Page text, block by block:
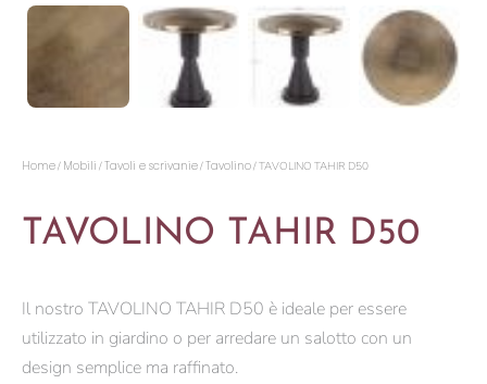
Home/ Mobili /Tavoli e scrivanie/Tavolino/ TAVOLINO TAHIR D50
TAVOLINO TAHIR D50
Il nostro TAVOLINO TAHIR D50 è ideale per essere
utilizzato in giardino o per arredare un salotto con un
design semplice ma raffinato.